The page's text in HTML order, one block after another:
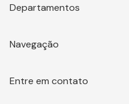
Departamentos
Navegação
Entre em contato